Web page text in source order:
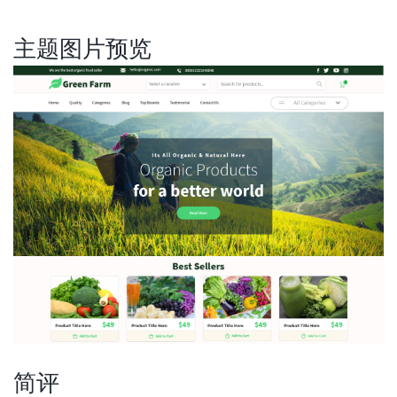
主题图片预览
简评